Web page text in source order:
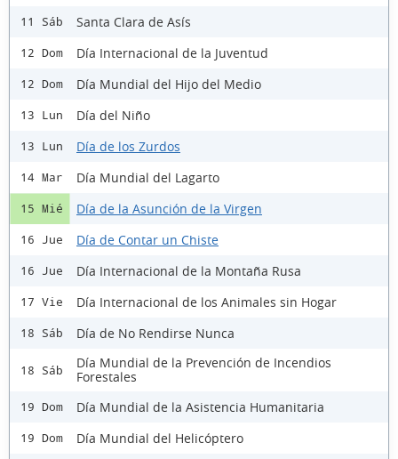
11 Sáb Santa Clara de Asís
12 Dom Día Internacional de la Juventud
12 Dom Día Mundial del Hijo del Medio
13 Lun Día del Niño
13 Lun Día de los Zurdos
14 Mar Día Mundial del Lagarto
15 Mié Día de la Asunción de la Virgen
16 Jue Día de Contar un Chiste
16 Jue Día Internacional de la Montaña Rusa
17 Vie Día Internacional de los Animales sin Hogar
18 Sáb Día de No Rendirse Nunca
18 Sáb
Día Mundial de la Prevención de Incendios
Forestales
19 Dom Día Mundial de la Asistencia Humanitaria
19 Dom Día Mundial del Helicóptero